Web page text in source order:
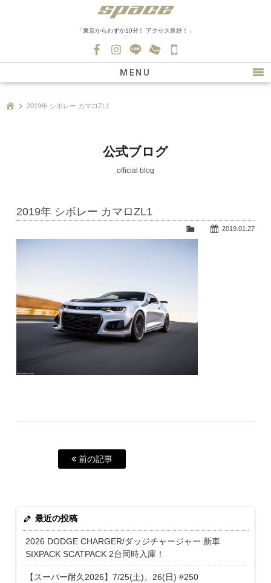
「東京からわずか10分！ アクセス良好！」
0139
MENU
新車情報
在庫車情報
ファクトリー
会社紹介
2019年 シボレー カマロZL1
公式ブログ
official blog
2019年 シボレー カマロZL1
2019.01.27
前の記事
最近の投稿
2026 DODGE CHARGER/ダッジチャージャー 新車
SIXPACK SCATPACK 2台同時入庫！
【スーパー耐久2026】7/25(土)、26(日) #250